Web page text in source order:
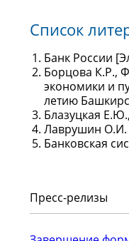
Список
Банк России
Борцова К.Р.,
экономики и
летию
Блазуцкая
Лаврушин О.И.
Банковская
Пресс-релизы